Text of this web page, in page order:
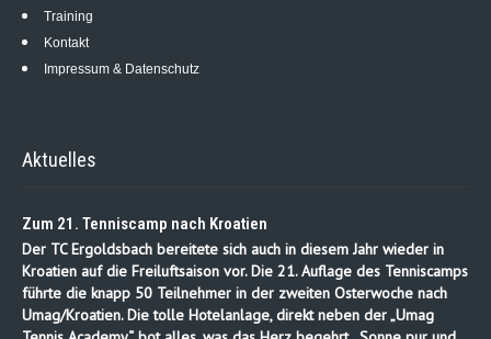
Training
Kontakt
Impressum & Datenschutz
Aktuelles
Zum 21. Tenniscamp nach Kroatien
Der TC Ergoldsbach bereitete sich auch in diesem Jahr wieder in
Kroatien auf die Freiluftsaison vor. Die 21. Auflage des Tenniscamps
führte die knapp 50 Teilnehmer in der zweiten Osterwoche nach
Umag/Kroatien. Die tolle Hotelanlage, direkt neben der „Umag